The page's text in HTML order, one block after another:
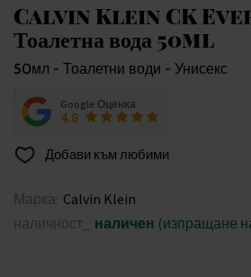
Calvin Klein CK
Тоалетна вода 50ml
50мл - Тоалетни води - Унисекс
Google Оценка
4.8
Добави към любими
Марка: Calvin Klein
наличност_
наличен (изпращане